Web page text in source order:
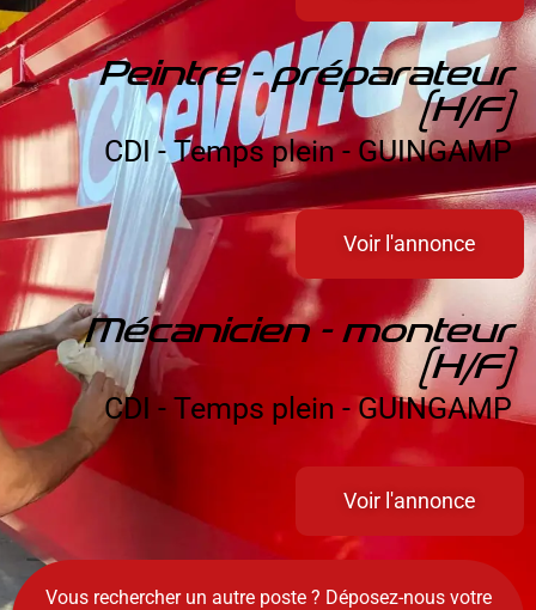
Peintre - préparateur
(H/F)
CDI - Temps plein - GUINGAMP
Voir l'annonce
Mécanicien - monteur
(H/F)
CDI - Temps plein - GUINGAMP
Voir l'annonce
Vous rechercher un autre poste ? Déposez-nous votre